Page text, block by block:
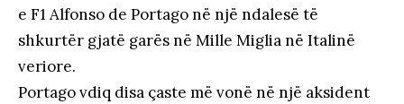
e F1 Alfonso de Portago në një ndalesë të
shkurtër gjatë garës në Mille Miglia në Italinë
veriore.
Portago vdiq disa çaste më vonë në një aksident